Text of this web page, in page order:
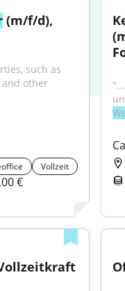
(m/f/d),
such as
other
Vollzeit
€